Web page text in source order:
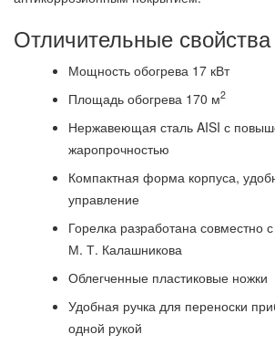
Отличительные свойства
Мощность обогрева 17 кВт
Площадь обогрева 170 м2
Нержавеющая сталь AISI с
жаропрочностью
Компактная форма корпуса,
управление
Горелка разработана совместно
М. Т. Калашникова
Облегченные пластиковые ножки
Удобная ручка для переноски
одной рукой